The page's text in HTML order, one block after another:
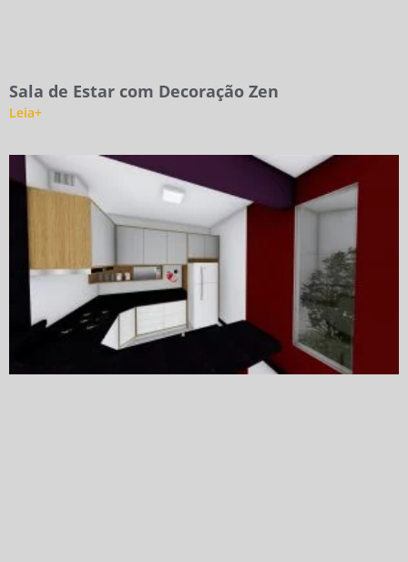
Sala de Estar com Decoração Zen
Leia+